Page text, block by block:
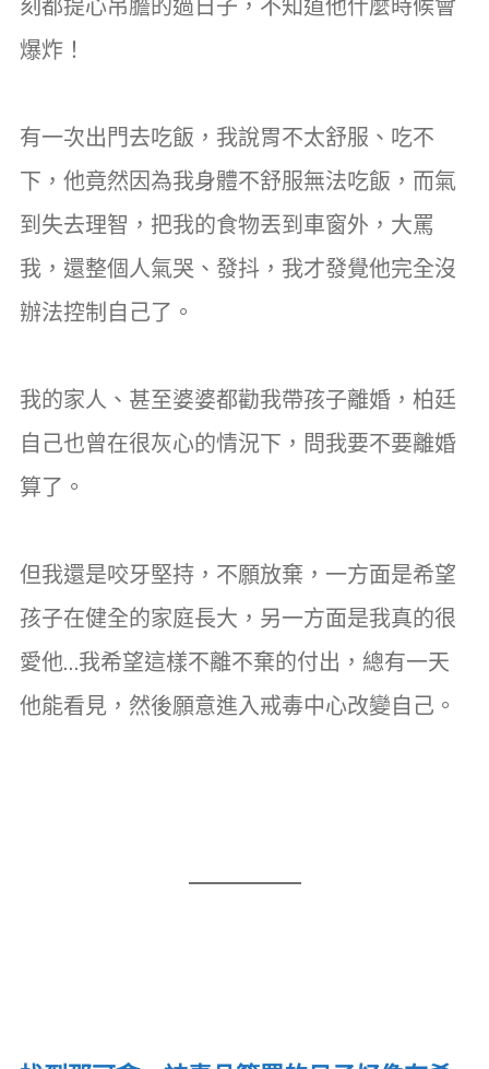
刻都提心吊膽的過日子，不知道他什麼時候會
爆炸！
有一次出門去吃飯，我說胃不太舒服、吃不
下，他竟然因為我身體不舒服無法吃飯，而氣
到失去理智，把我的食物丟到車窗外，大罵
我，還整個人氣哭、發抖，我才發覺他完全沒
辦法控制自己了。
我的家人、甚至婆婆都勸我帶孩子離婚，柏廷
自己也曾在很灰心的情況下，問我要不要離婚
算了。
但我還是咬牙堅持，不願放棄，一方面是希望
孩子在健全的家庭長大，另一方面是我真的很
愛他…我希望這樣不離不棄的付出，總有一天
他能看見，然後願意進入戒毒中心改變自己。